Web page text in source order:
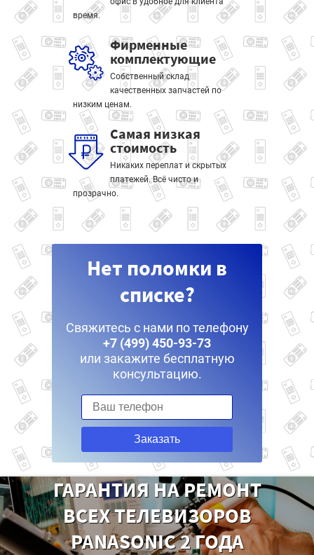
время.
Фирменные
комплектующие
Собственный склад
качественных запчастей по
низким ценам.
Самая низкая
стоимость
Никаких переплат и скрытых
платежей. Всё чисто и
прозрачно.
Нет поломки в
списке?
Свяжитесь с нами по телефону
+7 (499) 450-93-73
или закажите бесплатную
консультацию.
Заказать
ГАРАНТИЯ НА РЕМОНТ
ВСЕХ ТЕЛЕВИЗОРОВ
PANASONIC 2 ГОДА